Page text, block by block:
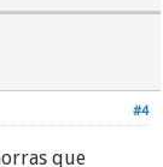
#4
que